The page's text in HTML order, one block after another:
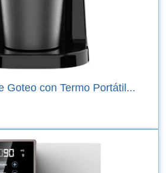
Goteo con Termo Portátil...